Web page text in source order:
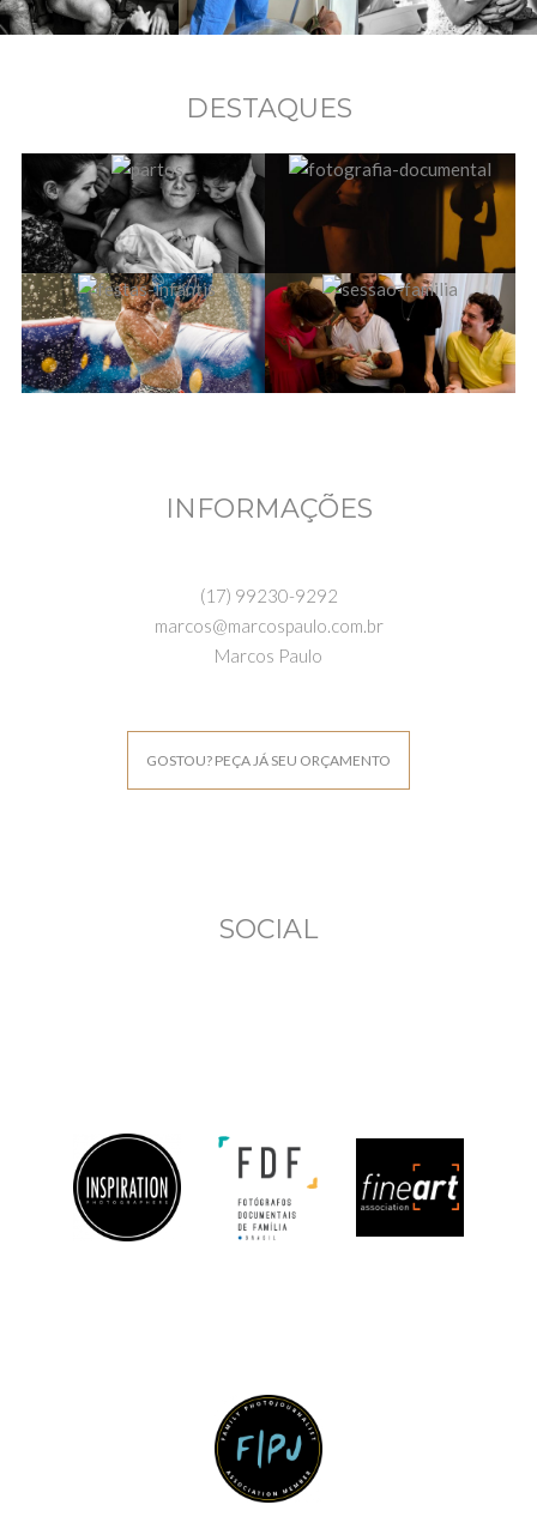
DESTAQUES
INFORMAÇÕES
(17) 99230-9292
marcos@marcospaulo.com.br
Marcos Paulo
GOSTOU? PEÇA JÁ SEU ORÇAMENTO
SOCIAL